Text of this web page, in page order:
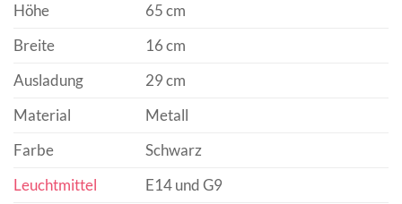
Höhe
65 cm
Breite
16 cm
Ausladung
29 cm
Material
Metall
Farbe
Schwarz
Leuchtmittel
E14 und G9